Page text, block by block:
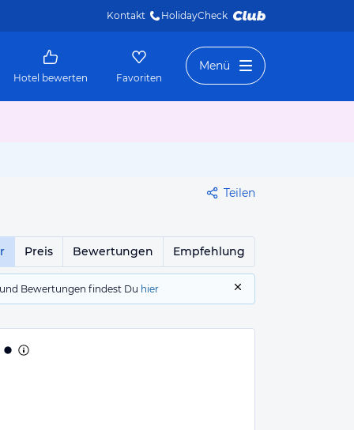
Kontakt HolidayCheck
Hotel bewerten Favoriten
Menü
Teilen
Preis Bewertungen Empfehlung
Bewertungen findest Du hier